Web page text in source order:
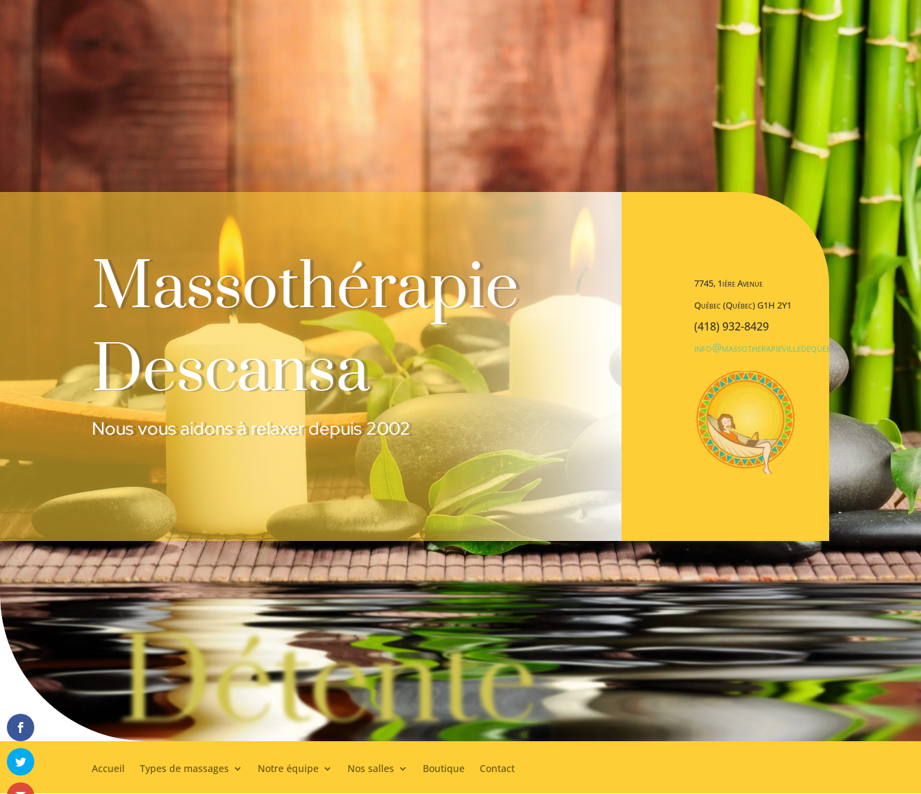
Massothérapie
Descansa
Nous vous aidons à relaxer depuis 2002
Prendre un rendez-vous
7745, 1ière Avenue
Québec (Québec) G1H 2Y1
(418) 932-8429
info@massotherapievilledequebec.ca
Détente
Accueil Types de massages Notre équipe Nos salles Boutique Contact